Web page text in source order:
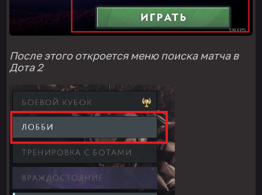
После этого откроется меню поиска матча в
Дота2